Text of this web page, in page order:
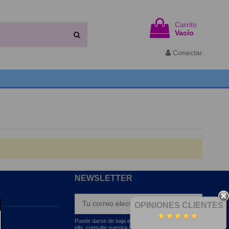
Carrito
Vacío
Conectar
OPINIONES CLIENTES
NEWSLETTER
Puede darse de baja en cualquier momento. Para
ello, consulte nuestra información de contacto en